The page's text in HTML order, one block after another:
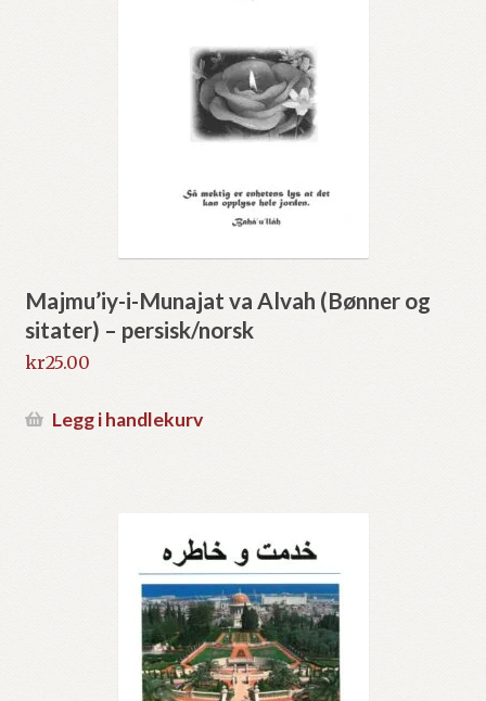
Majmu’iy-i-Munajat va Alvah (Bønner og
sitater) – persisk/norsk
kr25.00
Legg i handlekurv